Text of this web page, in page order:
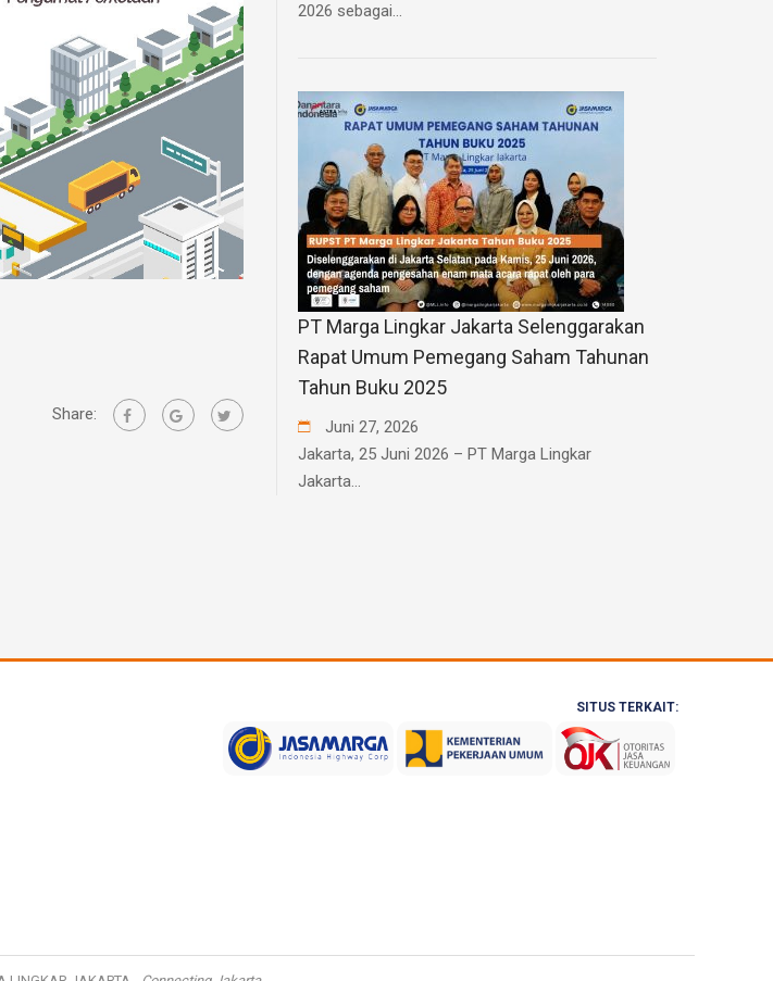
Share:
2026 sebagai...
PT Marga Lingkar Jakarta Selenggarakan
Rapat Umum Pemegang Saham Tahunan
Tahun Buku 2025
Juni 27, 2026
Jakarta, 25 Juni 2026 – PT Marga Lingkar
Jakarta...
SITUS TERKAIT: